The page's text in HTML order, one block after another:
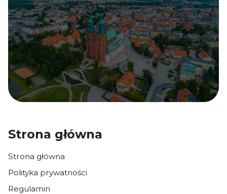
Strona główna
Strona główna
Polityka prywatności
Regulamin